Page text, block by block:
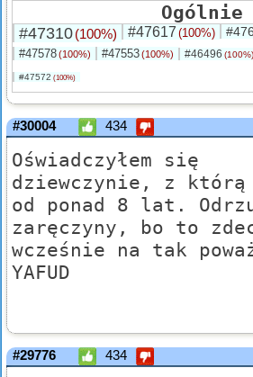
Ogólnie
#47310(100%) #47617 (100%)
#47578(100%) #47553(100%) #46496 (100%)
#47572 (100%)
#30004 434
Oświadczyłem się
dziewczynie, z którą
od ponad 8 lat.
zaręczyny, bo to
wcześnie na tak
YAFUD
#29776 434